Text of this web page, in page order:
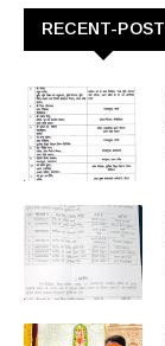
RECENT-POST